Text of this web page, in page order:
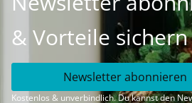
& Vorteile sichern
Newsletter abonnieren
Kostenlos & unverbindlich. Du kannst den